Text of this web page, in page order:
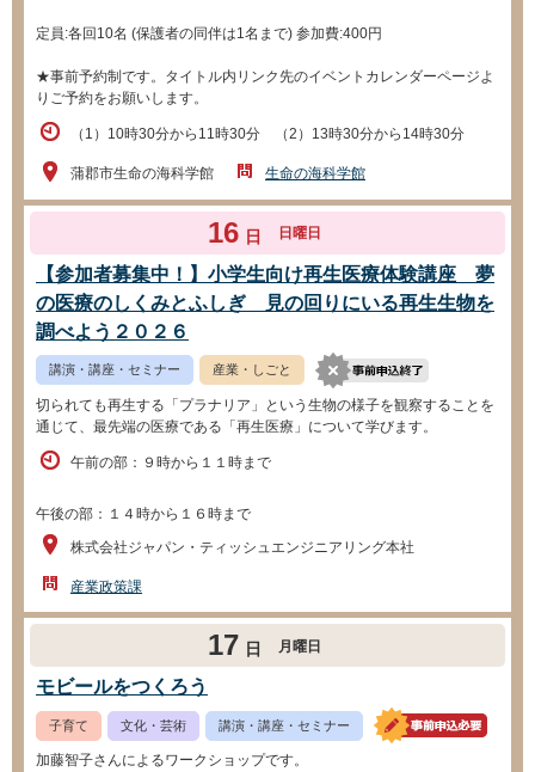
定員:各回10名 (保護者の同伴は1名まで) 参加費:400円
★事前予約制です。タイトル内リンク先のイベントカレンダーページよ
りご予約をお願いします。
（1）10時30分から11時30分 （2）13時30分から14時30分
蒲郡市生命の海科学館 生命の海科学館
16 日 日曜日
【参加者募集中！】小学生向け再生医療体験講座 夢
の医療のしくみとふしぎ 見の回りにいる再生生物を
調べよう２０２６
講演・講座・セミナー 産業・しごと
切られても再生する「プラナリア」という生物の様子を観察することを
通じて、最先端の医療である「再生医療」について学びます。
午前の部：９時から１１時まで
午後の部：１４時から１６時まで
株式会社ジャパン・ティッシュエンジニアリング本社
産業政策課
17 日 月曜日
モビールをつくろう
子育て 文化・芸術 講演・講座・セミナー
加藤智子さんによるワークショップです。